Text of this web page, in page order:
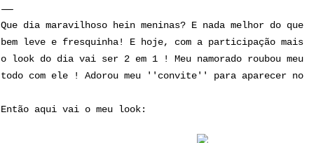
Que dia maravilhoso hein meninas? E nada melhor do que
bem leve e fresquinha! E hoje, com a participação mais
o look do dia vai ser 2 em 1 ! Meu namorado roubou meu
todo com ele ! Adorou meu ''convite'' para aparecer no
Então aqui vai o meu look: